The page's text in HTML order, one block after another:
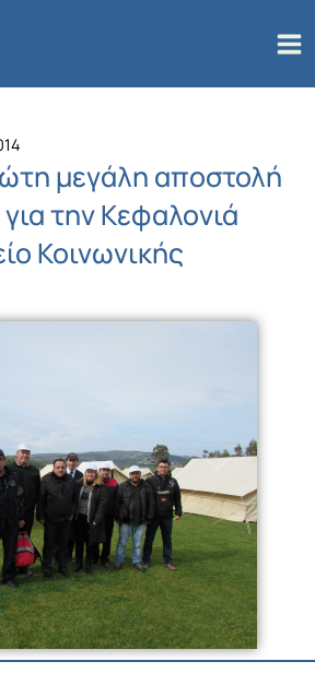
μεγάλη αποστολή
την Κεφαλονιά
Κοινωνικής